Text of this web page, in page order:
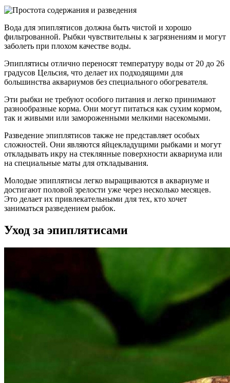
Вода для эпиплятисов должна быть чистой и хорошо
фильтрованной. Рыбки чувствительны к загрязнениям и могут
заболеть при плохом качестве воды.
Эпиплятисы отлично переносят температуру воды от 20 до 26
градусов Цельсия, что делает их подходящими для
большинства аквариумов без специального обогревателя.
Эти рыбки не требуют особого питания и легко принимают
разнообразные корма. Они могут питаться как сухим кормом,
так и живыми или замороженными мелкими насекомыми.
Разведение эпиплятисов также не представляет особых
сложностей. Они являются яйцекладущими рыбками и могут
откладывать икру на стеклянные поверхности аквариума или
на специальные маты для откладывания.
Молодые эпиплятисы легко выращиваются в аквариуме и
достигают половой зрелости уже через несколько месяцев.
Это делает их привлекательными для тех, кто хочет
заниматься разведением рыбок.
Уход за эпиплятисами